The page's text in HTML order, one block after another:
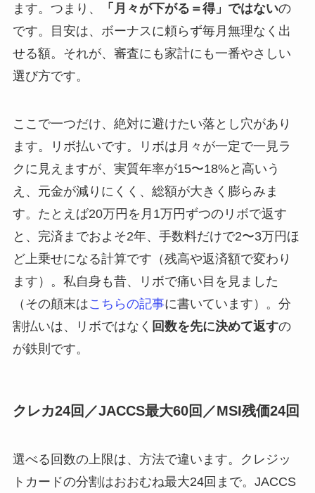
ます。つまり、
「月々が下がる＝得」ではないの
です。目安は、ボーナスに頼らず毎月無理なく出
せる額。それが、審査にも家計にも一番やさしい
選び方です。
ここで一つだけ、絶対に避けたい落とし穴があり
ます。リボ払いです。リボは月々が一定で一見ラ
クに見えますが、実質年率が15〜18%と高いう
え、元金が減りにくく、総額が大きく膨らみま
す。たとえば20万円を月1万円ずつのリボで返す
と、完済までおよそ2年、手数料だけで2〜3万円ほ
ど上乗せになる計算です（残高や返済額で変わり
ます）。私自身も昔、リボで痛い目を見ました
（その顛末はこちらの記事に書いています）。分
割払いは、リボではなく 回数を先に決めて返すの
が鉄則です。
クレカ24回／JACCS最大60回／MSI残価24回
選べる回数の上限は、方法で違います。クレジッ
トカードの分割はおおむね最大24回まで。JACCS